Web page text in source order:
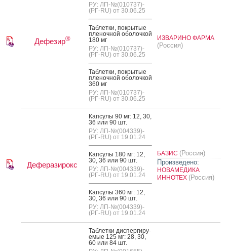
Дефезир®
РУ: ЛП-№(010737)-
(РГ-RU) от 30.06.25
Таб­летки, пок­ры­тые
пле­ноч­ной обо­лоч­кой
180 мг
РУ: ЛП-№(010737)-
(РГ-RU) от 30.06.25
Таб­летки, пок­ры­тые
пле­ноч­ной обо­лоч­кой
360 мг
РУ: ЛП-№(010737)-
(РГ-RU) от 30.06.25
ИЗВАРИНО ФАРМА
(Россия)
Деферазирокс
Кап­су­лы 90 мг: 12, 30,
36 или 90 шт.
РУ: ЛП-№(004339)-
(РГ-RU) от 19.01.24
Кап­су­лы 180 мг: 12,
30, 36 или 90 шт.
РУ: ЛП-№(004339)-
(РГ-RU) от 19.01.24
Кап­су­лы 360 мг: 12,
30, 36 или 90 шт.
РУ: ЛП-№(004339)-
(РГ-RU) от 19.01.24
БАЗИС (Россия)
Произведено:
НОВАМЕДИКА
ИННОТЕХ (Россия)
Таб­летки дис­перги­ру­
емые 125 мг: 28, 30,
60 или 84 шт.